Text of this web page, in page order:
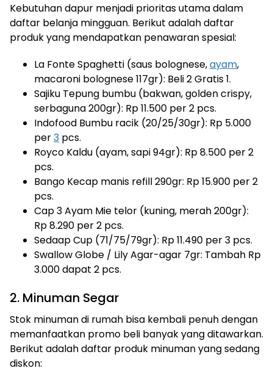
Kebutuhan dapur menjadi prioritas utama dalam
daftar belanja mingguan. Berikut adalah daftar
produk yang mendapatkan penawaran spesial:
La Fonte Spaghetti (saus bolognese,ayam,
macaroni bolognese 117gr): Beli 2 Gratis 1.
Sajiku Tepung bumbu (bakwan, golden crispy,
serbaguna 200gr): Rp 11.500 per 2 pcs.
Indofood Bumbu racik (20/25/30gr): Rp 5.000
per3 pcs.
Royco Kaldu (ayam, sapi 94gr): Rp 8.500 per 2
pcs.
Bango Kecap manis refill 290gr: Rp 15.900 per 2
pcs.
Cap 3 Ayam Mie telor (kuning, merah 200gr):
Rp 8.290 per 2 pcs.
Sedaap Cup (71/75/79gr): Rp 11.490 per 3 pcs.
Swallow Globe / Lily Agar-agar 7gr: Tambah Rp
3.000 dapat 2 pcs.
2. Minuman Segar
Stok minuman di rumah bisa kembali penuh dengan
memanfaatkan promo beli banyak yang ditawarkan.
Berikut adalah daftar produk minuman yang sedang
diskon: